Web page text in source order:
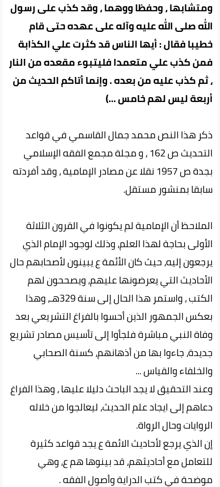
ومتشابها ، وحفظا ووهما ، وقد كذب على رسول
الله صلى الله عليه وآله على عهده حتى قام
خطيبا فقال : أيها الناس قد كثرت علي الكذابة
فمن كذب علي متعمدا فليتبوء مقعده من النار
، ثم كذب عليه من بعده . وإنما أتاكم الحديث من
أربعة ليس لهم خامس ...)
ذكر هذا النص محمد جمال القاسمي في قواعد
التحديث ص 162 ، و مجلة مجمع الفقه الإسلامي
بجدة ص 1957 نقلا عن مصادر الإمامية ، وقد أفردته
سابقا بمنشور مستقل.
الملاحظ أن الإمامية لم يكونوا في القرون الثلاثة
الأولى بحاجة لهذا العلم، وذلك لوجود الإمام الذي
يرجعون إليه، حيث كان الأئمة ع يبينون لأصحابهم حال
الأحاديث التي يعرضونها عليهم، ويصححون لهم
الكتب ، واستمر هذا الحال إلى سنة 329هـ، وهذا
بعكس الجمهور الذين أحسوا بالفراغ التشريعي بعد
وفاة النبي مباشرة فلجأوا إلى تأسيس مصادر تشريع
جديدة، جاءوا بها من أذهانهم، كسنة الصحابي
والخلفاء والقياس ...
وعند التحقيق لا يجد الباحث دليلا عليها ، وهذا الفراغ
دعاهم إلى ايجاد علم الحديث، ليعالجوا من خلاله
الروايات وحال الرواة.
إن الذي يرجع لأحاديث الائمة ع يجد قواعد كثيرة
للتعامل مع أحاديثهم، قد بينوها هم ع، وهي
موضحة في كتب الدراية وأصول الفقه .